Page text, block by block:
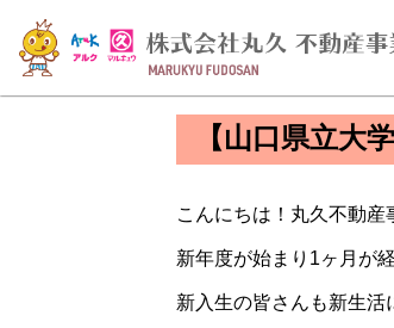
【山口県立大
こんにちは！丸久不動産
新年度が始まり1ヶ月が
新入生の皆さんも新生活